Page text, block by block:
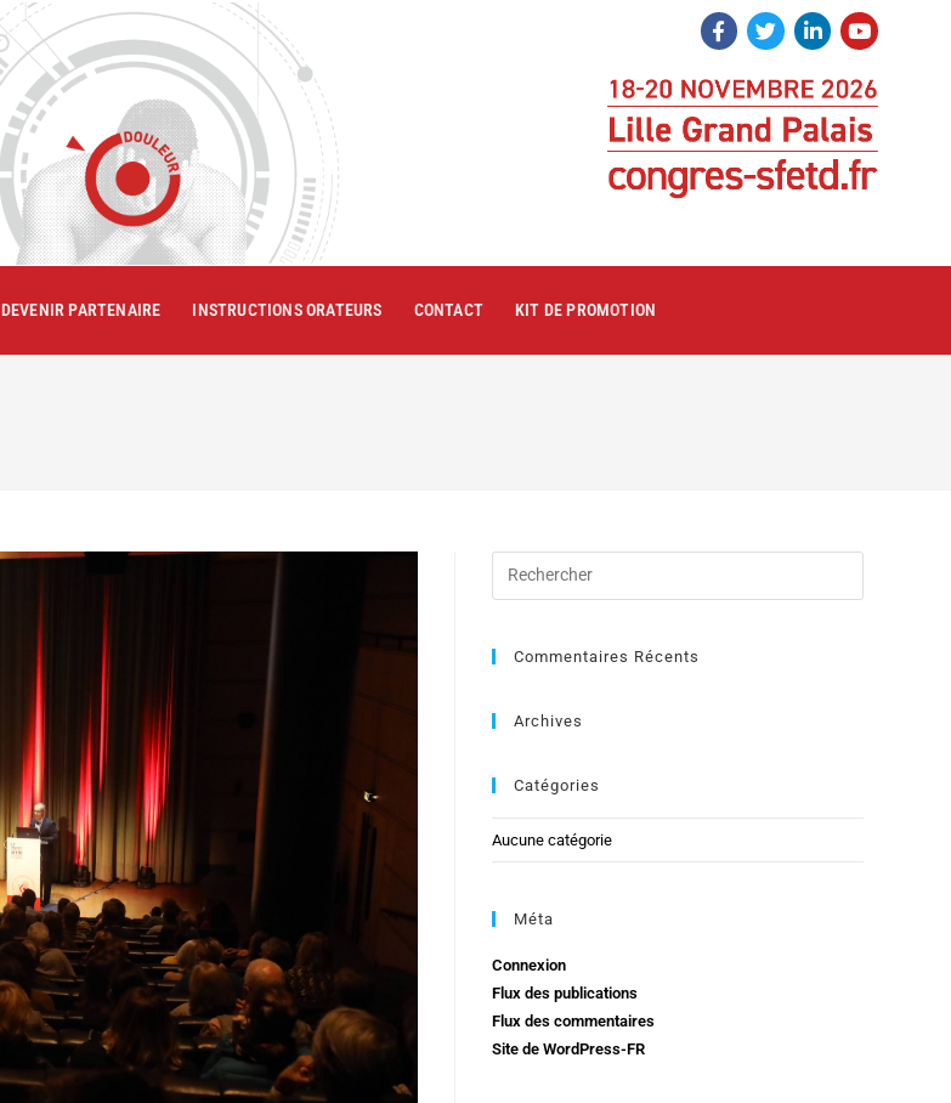
DEVENIR PARTENAIRE INSTRUCTIONS ORATEURS CONTACT KIT DE PROMOTION
Commentaires Récents
Archives
Catégories
Aucune catégorie
Méta
Connexion
Flux des publications
Flux des commentaires
Site de WordPress-FR